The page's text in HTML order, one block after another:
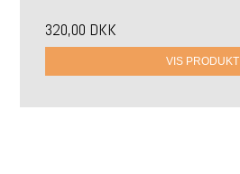
320,00 DKK
VIS PRODUKT